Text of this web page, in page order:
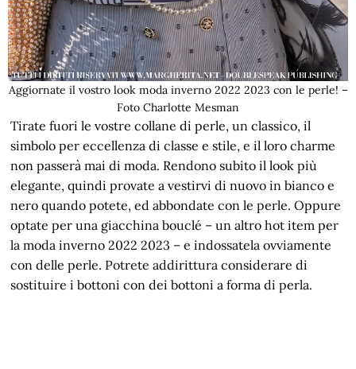
Aggiornate il vostro look moda inverno 2022 2023 con le perle! –
Foto Charlotte Mesman
Tirate fuori le vostre collane di perle, un classico, il
simbolo per eccellenza di classe e stile, e il loro charme
non passerà mai di moda. Rendono subito il look più
elegante, quindi provate a vestirvi di nuovo in bianco e
nero quando potete, ed abbondate con le perle. Oppure
optate per una giacchina bouclé – un altro hot item per
la moda inverno 2022 2023 – e indossatela ovviamente
con delle perle. Potrete addirittura considerare di
sostituire i bottoni con dei bottoni a forma di perla.